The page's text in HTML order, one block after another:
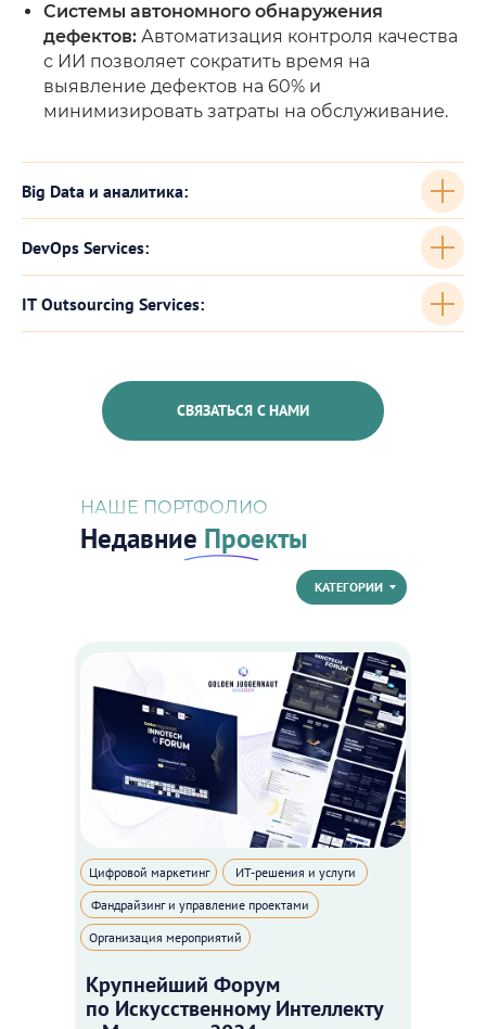
Системы автономного обнаружения
дефектов: Автоматизация контроля качества
с ИИ позволяет сократить время на
выявление дефектов на 60% и
минимизировать затраты на обслуживание.
Big Data и аналитика:
DevOps Services:
IT Outsourcing Services:
СВЯЗАТЬСЯ С НАМИ
НАШЕ ПОРТФОЛИО
Недавние Проекты
КАТЕГОРИИ
Крупнейший Форум
по Искусственному Интеллекту
Цифровой маркетинг ИТ-решения и услуги
Организация мероприятий
Фандрайзинг и управление проектами